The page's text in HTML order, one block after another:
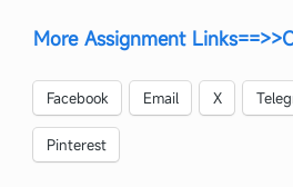
More Assignment
Facebook Email X
Pinterest